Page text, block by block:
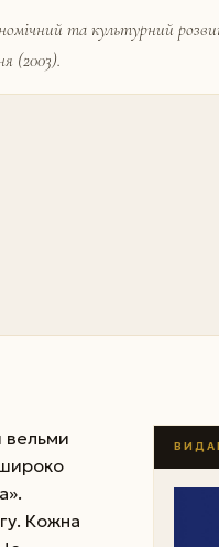
та культурний
(2003).
вельми
Кожна